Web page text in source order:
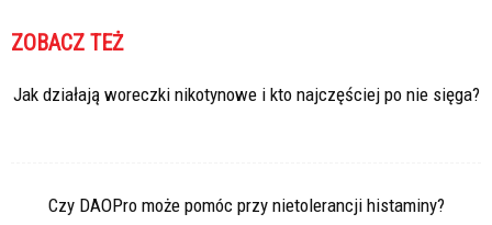
ZOBACZ TEŻ
Jak działają woreczki nikotynowe i kto najczęściej po nie sięga?
Czy DAOPro może pomóc przy nietolerancji histaminy?